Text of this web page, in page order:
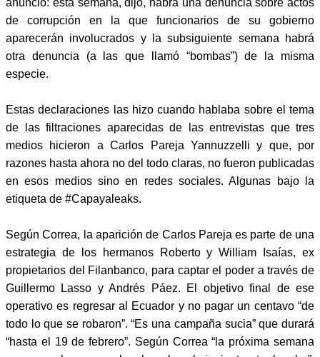
de corrupción en la que funcionarios de su gobierno
aparecerán involucrados y la subsiguiente semana habrá
otra denuncia (a las que llamó “bombas”) de la misma
especie.
Estas declaraciones las hizo cuando hablaba sobre el tema
de las filtraciones aparecidas de las entrevistas que tres
medios hicieron a Carlos Pareja Yannuzzelli y que, por
razones hasta ahora no del todo claras, no fueron publicadas
en esos medios sino en redes sociales. Algunas bajo la
etiqueta de #Capayaleaks.
Según Correa, la aparición de Carlos Pareja es parte de una
estrategia de los hermanos Roberto y William Isaías, ex
propietarios del Filanbanco, para captar el poder a través de
Guillermo Lasso y Andrés Páez. El objetivo final de ese
operativo es regresar al Ecuador y no pagar un centavo “de
todo lo que se robaron”. “Es una campaña sucia” que durará
“hasta el 19 de febrero”. Según Correa “la próxima semana